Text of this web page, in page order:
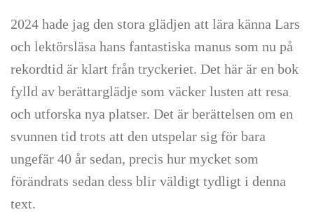
2024 hade jag den stora glädjen att lära känna Lars
och lektörsläsa hans fantastiska manus som nu på
rekordtid är klart från tryckeriet. Det här är en bok
fylld av berättarglädje som väcker lusten att resa
och utforska nya platser. Det är berättelsen om en
svunnen tid trots att den utspelar sig för bara
ungefär 40 år sedan, precis hur mycket som
förändrats sedan dess blir väldigt tydligt i denna
text.